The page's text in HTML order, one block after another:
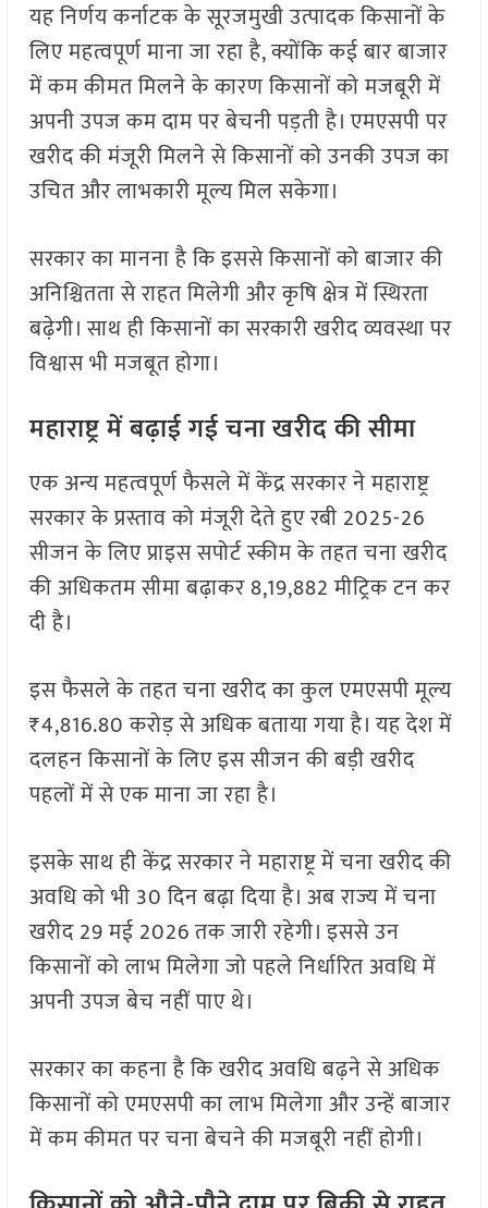
यह निर्णय कर्नाटक के सूरजमुखी उत्पादक किसानों के
लिए महत्वपूर्ण माना जा रहा है, क्योंकि कई बार बाजार
में कम कीमत मिलने के कारण किसानों को मजबूरी में
अपनी उपज कम दाम पर बेचनी पड़ती है। एमएसपी पर
खरीद की मंजूरी मिलने से किसानों को उनकी उपज का
उचित और लाभकारी मूल्य मिल सकेगा।
सरकार का मानना है कि इससे किसानों को बाजार की
अनिश्चितता से राहत मिलेगी और कृषि क्षेत्र में स्थिरता
बढ़ेगी। साथ ही किसानों का सरकारी खरीद व्यवस्था पर
विश्वास भी मजबूत होगा।
महाराष्ट्र में बढ़ाई गई चना खरीद की सीमा
एक अन्य महत्वपूर्ण फैसले में केंद्र सरकार ने महाराष्ट्र
सरकार के प्रस्ताव को मंजूरी देते हुए रबी 2025-26
सीजन के लिए प्राइस सपोर्ट स्कीम के तहत चना खरीद
की अधिकतम सीमा बढ़ाकर 8,19,882 मीट्रिक टन कर
दी है।
इस फैसले के तहत चना खरीद का कुल एमएसपी मूल्य
₹4,816.80 करोड़ से अधिक बताया गया है। यह देश में
दलहन किसानों के लिए इस सीजन की बड़ी खरीद
पहलों में से एक माना जा रहा है।
इसके साथ ही केंद्र सरकार ने महाराष्ट्र में चना खरीद की
अवधि को भी 30 दिन बढ़ा दिया है। अब राज्य में चना
खरीद 29 मई 2026 तक जारी रहेगी। इससे उन
किसानों को लाभ मिलेगा जो पहले निर्धारित अवधि में
अपनी उपज बेच नहीं पाए थे।
सरकार का कहना है कि खरीद अवधि बढ़ने से अधिक
किसानों को एमएसपी का लाभ मिलेगा और उन्हें बाजार
में कम कीमत पर चना बेचने की मजबूरी नहीं होगी।